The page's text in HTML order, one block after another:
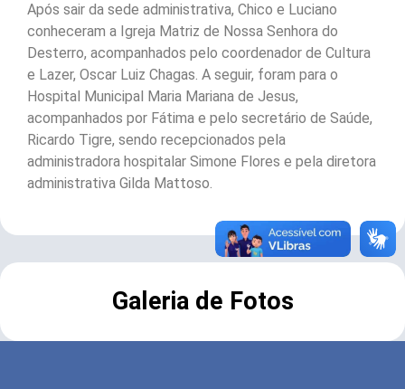
Após sair da sede administrativa, Chico e Luciano
conheceram a Igreja Matriz de Nossa Senhora do
Desterro, acompanhados pelo coordenador de Cultura
e Lazer, Oscar Luiz Chagas. A seguir, foram para o
Hospital Municipal Maria Mariana de Jesus,
acompanhados por Fátima e pelo secretário de Saúde,
Ricardo Tigre, sendo recepcionados pela
administradora hospitalar Simone Flores e pela diretora
administrativa Gilda Mattoso.
Galeria de Fotos